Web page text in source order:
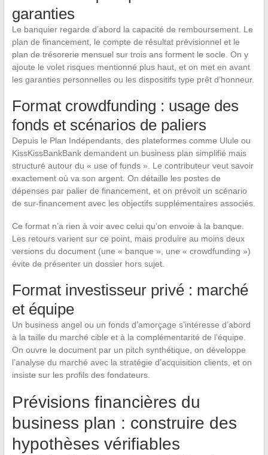
garanties
Le banquier regarde d’abord la capacité de remboursement. Le
plan de financement, le compte de résultat prévisionnel et le
plan de trésorerie mensuel sur trois ans forment le socle. On y
ajoute le volet risques mentionné plus haut, et on met en avant
les garanties personnelles ou les dispositifs type prêt d’honneur.
Format crowdfunding : usage des
fonds et scénarios de paliers
Depuis le Plan Indépendants, des plateformes comme Ulule ou
KissKissBankBank demandent un business plan simplifié mais
structuré autour du « use of funds ». Le contributeur veut savoir
exactement où va son argent. On détaille les postes de
dépenses par palier de financement, et on prévoit un scénario
de sur-financement avec les objectifs supplémentaires associés.
Ce format n’a rien à voir avec celui qu’on envoie à la banque.
Les retours varient sur ce point, mais produire au moins deux
versions du document (une « banque », une « crowdfunding »)
évite de présenter un dossier hors sujet.
Format investisseur privé : marché
et équipe
Un business angel ou un fonds d’amorçage s’intéresse d’abord
à la taille du marché cible et à la complémentarité de l’équipe.
On ouvre le document par un pitch synthétique, on développe
l’analyse du marché avec la stratégie d’acquisition clients, et on
insiste sur les profils des fondateurs.
Prévisions financières du
business plan : construire des
hypothèses vérifiables